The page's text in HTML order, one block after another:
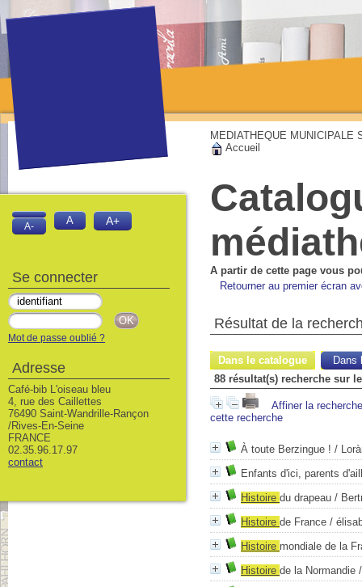
MEDIATHEQUE MUNICIPALE
Accueil
A partir de cette page vous
Retourner au premier écran
Résultat de la
Dans le catalogue
Dans
88 résultat(s) recherche sur
Affiner la recherche
cette recherche
À toute Berzingue ! /
Enfants d'ici, parents
Histoire du drapeau /
Histoire de France /
Histoire mondiale de la
Histoire de la Normandie
A- A A+
Se connecter
Mot de passe oublié ?
Adresse
Café-bib L'oiseau bleu
4, rue des Caillettes
76490 Saint-Wandrille-Rançon
/Rives-En-Seine
FRANCE
02.35.96.17.97
contact